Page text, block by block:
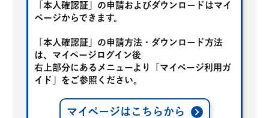
「本人確認証」の申請およびダウンロードはマイ
ページからできます。
「本人確認証」の申請方法・ダウンロード方法
は、マイページログイン後
右上部分にあるメニューより「マイページ利用ガ
イド」をご参照ください。
マイページはこちらから